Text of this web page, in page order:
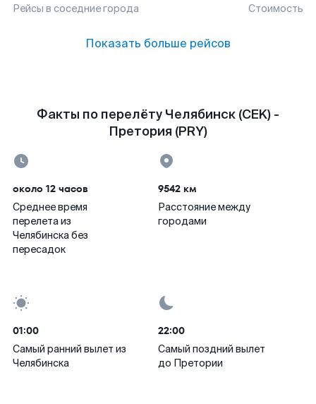
Рейсы в соседние города Стоимость
Показать больше рейсов
Факты по перелёту Челябинск (CEK) -
Претория (PRY)
около 12 часов
Среднее время
перелета из
Челябинска без
пересадок
9542 км
Расстояние между
городами
01:00
Самый ранний вылет из
Челябинска
22:00
Самый поздний вылет
до Претории